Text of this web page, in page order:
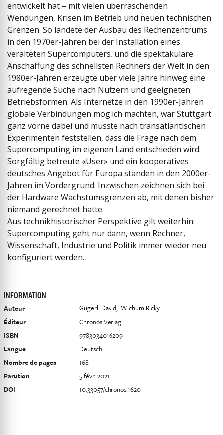
entwickelt hat – mit vielen überraschenden
Wendungen, Krisen im Betrieb und neuen technischen
Grenzen. So landete der Ausbau des Rechenzentrums
in den 1970er-Jahren bei der Installation eines
veralteten Supercomputers, und die spektakuläre
Anschaffung des schnellsten Rechners der Welt in den
1980er-Jahren erzeugte über viele Jahre hinweg eine
aufregende Suche nach Nutzern und geeigneten
Betriebsformen. Als Internetze in den 1990er-Jahren
globale Verbindungen möglich machten, war Stuttgart
ganz vorne dabei und musste nach transatlantischen
Experimenten feststellen, dass die Frage nach dem
Supercomputing im eigenen Land entschieden wird.
Sorgfältig betreute «User» und ein kooperatives
deutsches Angebot für Europa standen in den 2000er-
Jahren im Vordergrund. Inzwischen zeichnen sich bei
der Hardware Wachstumsgrenzen ab, mit denen bisher
niemand gerechnet hatte.
Aus technikhistorischer Perspektive gilt weiterhin:
Supercomputing geht nur dann, wenn Rechner,
Wissenschaft, Industrie und Politik immer wieder neu
konfiguriert werden.
INFORMATION
Auteur Gugerli David Wichum Ricky
Éditeur
Chronos Verlag
ISBN
9783034016209
Langue
Deutsch
Nombre de pages
168
Parution
5 févr. 2021
DOI
10.33057/chronos.1620